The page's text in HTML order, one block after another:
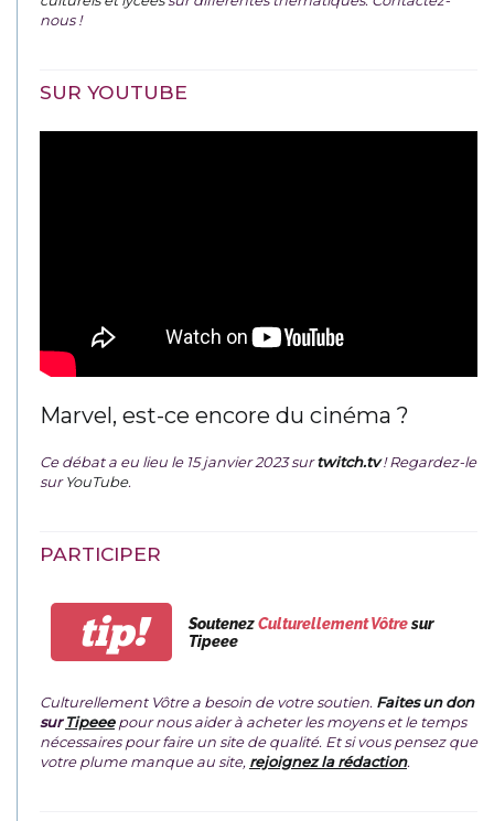
nous !
SUR YOUTUBE
Marvel, est-ce encore du cinéma ?
Ce débat a eu lieu le 15 janvier 2023 surtwitch.tv ! Regardez-le
surYouTube.
PARTICIPER
tip! SoutenezCulturellement Vôtresur
Tipeee
Culturellement Vôtre a besoin de votre soutien. Faites un don
surTipeeepour nous aider à acheter les moyens et le temps
nécessaires pour faire un site de qualité. Et si vous pensez que
votre plume manque au site, rejoignez la rédaction.